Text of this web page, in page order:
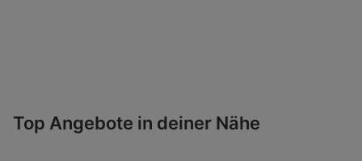
Top Angebote in deiner Nähe